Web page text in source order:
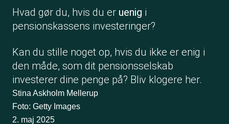
Hvad gør du, hvis du er uenig i
pensionskassens investeringer?
Kan du stille noget op, hvis du ikke er enig i
den måde, som dit pensionsselskab
investerer dine penge på? Bliv klogere her.
Stina Askholm Mellerup
Foto: Getty Images
2. maj 2025